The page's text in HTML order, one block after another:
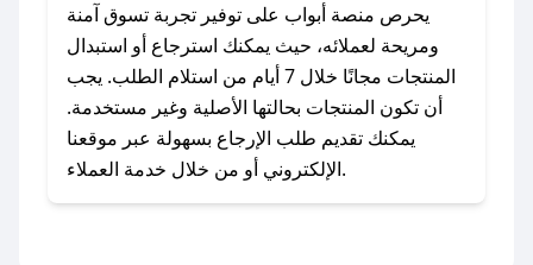
### كيف تحصل على كوبونات خصم حصرية من
منصة أبواب؟
للحصول على كوبونات وخصومات حصرية، قم بما
يلي:
- اضغط على أيقونة متابعة لمتجر منصة أبواب في
يحرص منصة أبواب على توفير تجربة تسوق آمنة
ومريحة لعملائه، حيث يمكنك استرجاع أو استبدال
المنتجات مجانًا خلال 7 أيام من استلام الطلب. يجب
أن تكون المنتجات بحالتها الأصلية وغير مستخدمة.
يمكنك تقديم طلب الإرجاع بسهولة عبر موقعنا
الإلكتروني أو من خلال خدمة العملاء.